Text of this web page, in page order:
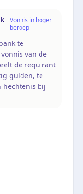
Vonnis in hoger
beroep
te
van de
de requirant
gulden, te
hechtenis bij